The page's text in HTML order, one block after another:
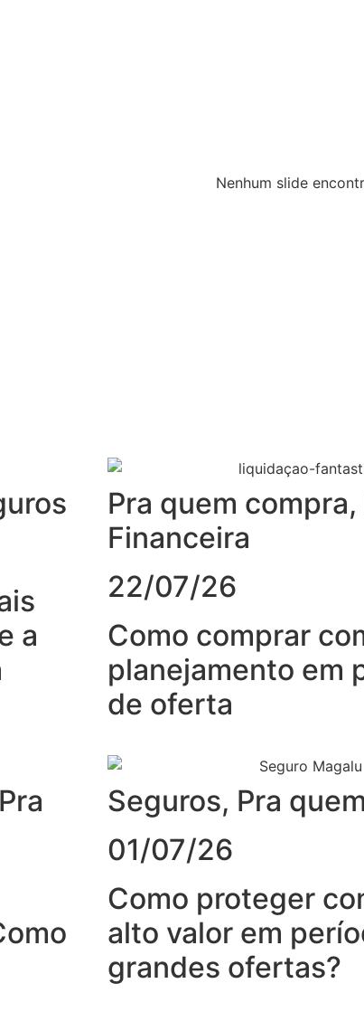
Nenhum slide
a
Pra quem compra,
Financeira
22/07/26
Como comprar
planejamento em
de oferta
Pra
Seguros, Pra
01/07/26
Como proteger
alto valor em
grandes ofertas?